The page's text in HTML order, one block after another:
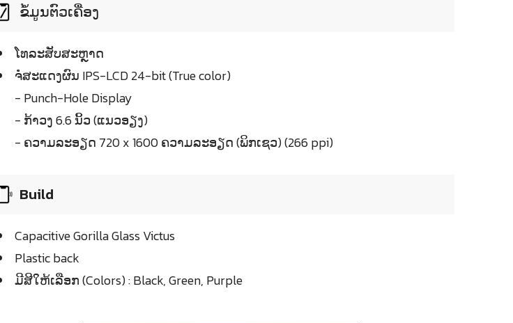
ຂໍ້ມູນຕົວເຄື່ອງ
ໂທລະສັບສະຫຼາດ
ຈໍໍສະແດງຜົນ IPS-LCD 24-bit (True color)
- Punch-Hole Display
- ກ້າວງ 6.6 ນິ້ວ (ແນວອຽງ)
- ຄວາມລະອຽດ 720 x 1600 ຄວາມລະອຽດ (ພິກເຊວ) (266 ppi)
Build
Capacitive Gorilla Glass Victus
Plastic back
ມີສີໃຫ້ເລືອກ (Colors) : Black, Green, Purple